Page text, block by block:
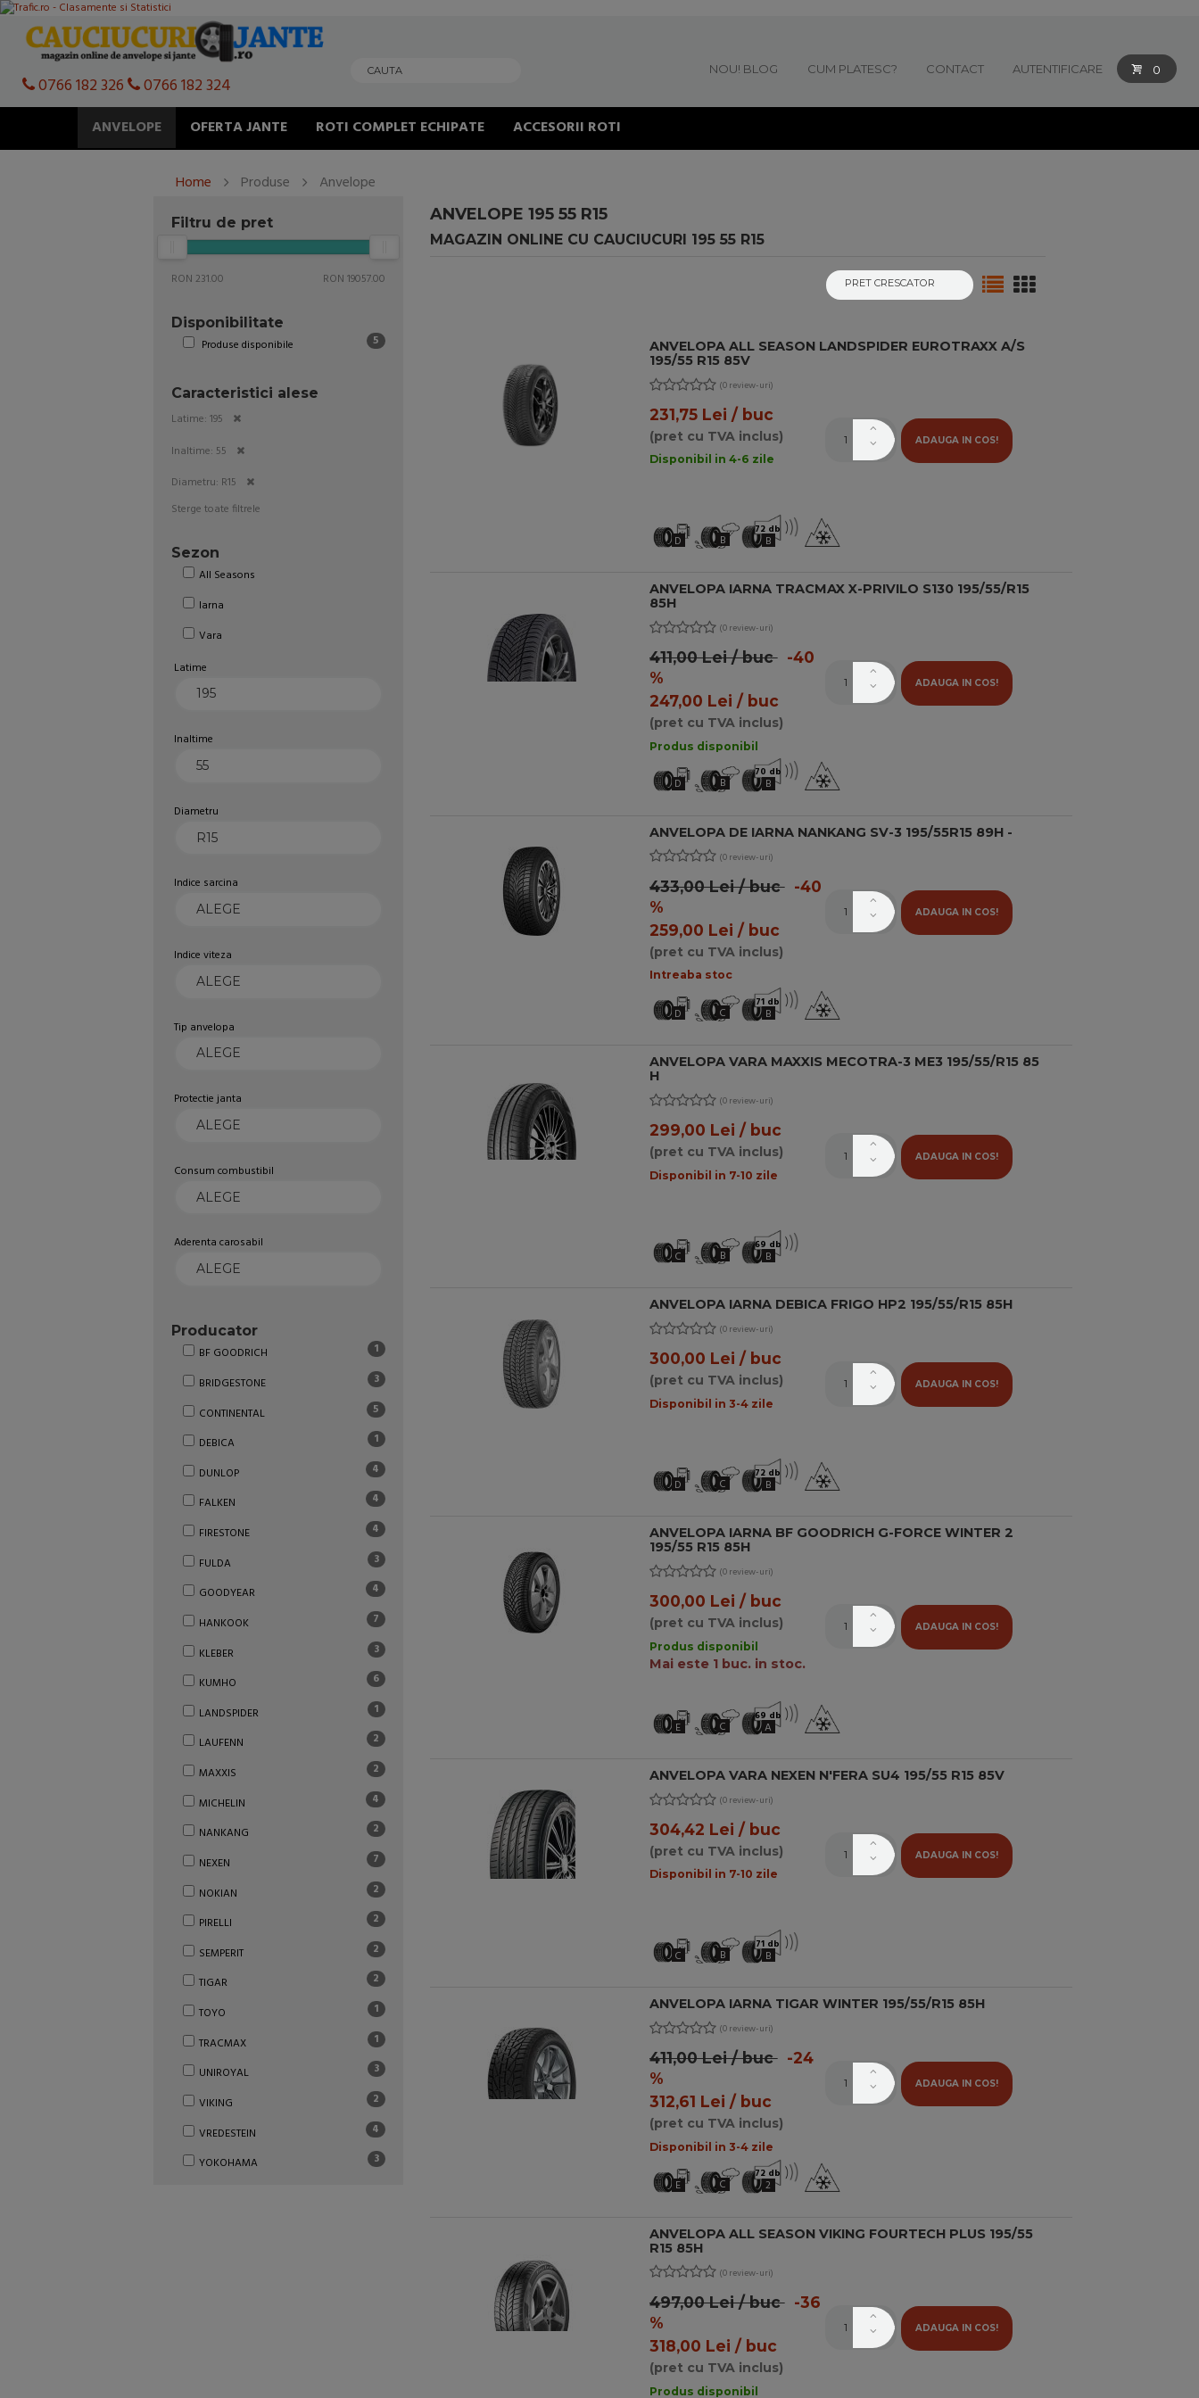
0766 182 326 0766 182 324
NOU! BLOG CUM PLATESC? CONTACT 0
AUTENTIFICARE
ANVELOPE OFERTA JANTE ROTI COMPLET ECHIPATE ACCESORII ROTI
Home Produse Anvelope
Filtru de pret
RON 231.00 RON 19057.00
Disponibilitate
Produse disponibile 5
Caracteristici alese
Latime: 195
Inaltime: 55
Diametru: R15
Sterge toate filtrele
Sezon
All Seasons
Iarna
Vara
Latime
Inaltime
Diametru
Indice sarcina
Indice viteza
Tip anvelopa
Protectie janta
Consum combustibil
Aderenta carosabil
Producator
BF GOODRICH
1
BRIDGESTONE
3
CONTINENTAL
5
DEBICA
1
DUNLOP
4
FALKEN
4
FIRESTONE
4
FULDA
3
GOODYEAR
4
HANKOOK
7
KLEBER
3
KUMHO
6
LANDSPIDER
1
LAUFENN
2
MAXXIS
2
MICHELIN
4
NANKANG
2
NEXEN
7
NOKIAN
2
PIRELLI
2
SEMPERIT
2
TIGAR
2
TOYO
1
TRACMAX
1
UNIROYAL
3
VIKING
2
VREDESTEIN
4
YOKOHAMA
3
ANVELOPE 195 55 R15
MAGAZIN ONLINE CU CAUCIUCURI 195 55 R15
ANVELOPA ALL SEASON LANDSPIDER EUROTRAXX A/S
195/55 R15 85V
(0 review-uri)
231,75 Lei / buc
(pret cu TVA inclus)
Disponibil in 4-6 zile
ADAUGA IN COS!
D B
72 db
B
ANVELOPA IARNA TRACMAX X-PRIVILO S130 195/55/R15
85H
(0 review-uri)
411,00 Lei / buc-40
%
247,00 Lei / buc
(pret cu TVA inclus)
Produs disponibil
ADAUGA IN COS!
D B
70 db
B
ANVELOPA DE IARNA NANKANG SV-3 195/55R15 89H -
(0 review-uri)
433,00 Lei / buc-40
%
259,00 Lei / buc
(pret cu TVA inclus)
Intreaba stoc
ADAUGA IN COS!
D C
71 db
B
ANVELOPA VARA MAXXIS MECOTRA-3 ME3 195/55/R15 85
H
(0 review-uri)
299,00 Lei / buc
(pret cu TVA inclus)
Disponibil in 7-10 zile
ADAUGA IN COS!
C B
69 db
B
ANVELOPA IARNA DEBICA FRIGO HP2 195/55/R15 85H
(0 review-uri)
300,00 Lei / buc
(pret cu TVA inclus)
Disponibil in 3-4 zile
ADAUGA IN COS!
D C
72 db
B
ANVELOPA IARNA BF GOODRICH G-FORCE WINTER 2
195/55 R15 85H
(0 review-uri)
300,00 Lei / buc
(pret cu TVA inclus)
Produs disponibil
Mai este 1 buc. in stoc.
ADAUGA IN COS!
E C
69 db
A
ANVELOPA VARA NEXEN N'FERA SU4 195/55 R15 85V
(0 review-uri)
304,42 Lei / buc
(pret cu TVA inclus)
Disponibil in 7-10 zile
ADAUGA IN COS!
C B
71 db
B
ANVELOPA IARNA TIGAR WINTER 195/55/R15 85H
(0 review-uri)
411,00 Lei / buc-24
%
312,61 Lei / buc
(pret cu TVA inclus)
Disponibil in 3-4 zile
ADAUGA IN COS!
E C
72 db
2
ANVELOPA ALL SEASON VIKING FOURTECH PLUS 195/55
R15 85H
(0 review-uri)
497,00 Lei / buc-36
%
318,00 Lei / buc
(pret cu TVA inclus)
Produs disponibil
ADAUGA IN COS!